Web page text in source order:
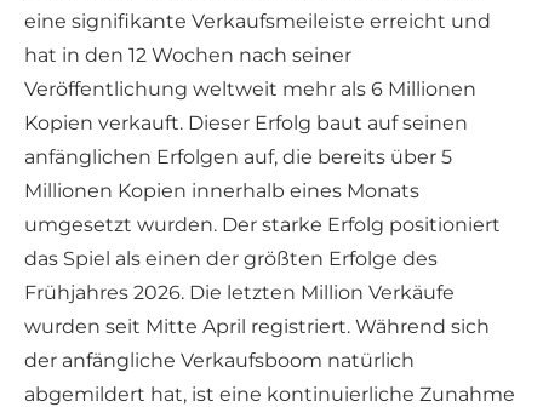
eine signifikante Verkaufsmeileiste erreicht und
hat in den 12 Wochen nach seiner
Veröffentlichung weltweit mehr als 6 Millionen
Kopien verkauft. Dieser Erfolg baut auf seinen
anfänglichen Erfolgen auf, die bereits über 5
Millionen Kopien innerhalb eines Monats
umgesetzt wurden. Der starke Erfolg positioniert
das Spiel als einen der größten Erfolge des
Frühjahres 2026. Die letzten Million Verkäufe
wurden seit Mitte April registriert. Während sich
der anfängliche Verkaufsboom natürlich
abgemildert hat, ist eine kontinuierliche Zunahme